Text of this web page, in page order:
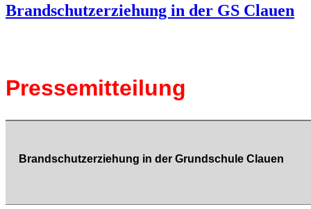
Brandschutzerziehung in der GS Clauen
Pressemitteilung
Brandschutzerziehung in der Grundschule Clauen